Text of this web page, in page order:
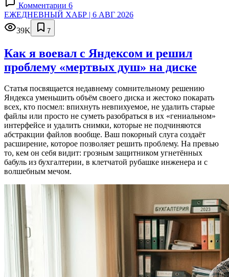
Комментарии 6
ЕЖЕДНЕВНЫЙ ХАБР | 6 АВГ 2026
39K
7
Как я воевал с Яндексом и решил
проблему «мертвых душ» на диске
Статья посвящается недавнему сомнительному решению
Яндекса уменьшить объём своего диска и жестоко покарать
всех, кто посмел: впихнуть невпихуемое, не удалить старые
файлы или просто не суметь разобраться в их «гениальном»
интерфейсе и удалить снимки, которые не подчиняются
абстракции файлов вообще. Ваш покорный слуга создаёт
расширение, которое позволяет решить проблему. На превью
то, кем он себя видит: грозным защитником угнетённых
бабуль из бухгалтерии, в клетчатой рубашке инженера и с
волшебным мечом.